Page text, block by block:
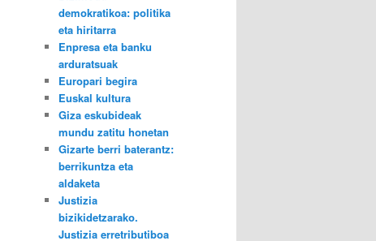
demokratikoa: politika
eta hiritarra
Enpresa eta banku
arduratsuak
Europari begira
Euskal kultura
Giza eskubideak
mundu zatitu honetan
Gizarte berri baterantz:
berrikuntza eta
aldaketa
Justizia
bizikidetzarako.
Justizia erretributiboa